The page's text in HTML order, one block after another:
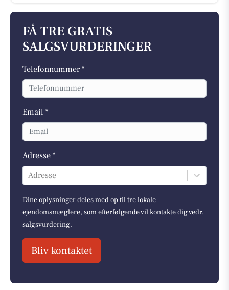
FÅ TRE GRATIS
SALGSVURDERINGER
Telefonnummer *
Email *
Adresse *
Adresse
Dine oplysninger deles med op til tre lokale
ejendomsmæglere, som efterfølgende vil kontakte dig vedr.
salgsvurdering.
Bliv kontaktet